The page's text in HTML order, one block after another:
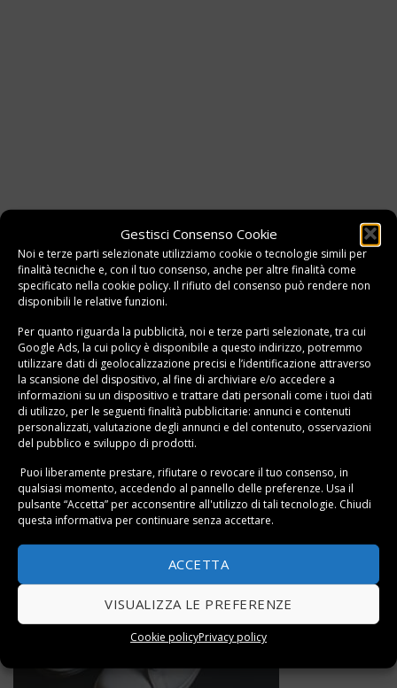
Gestisci Consenso Cookie
Noi e terze parti selezionate utilizziamo cookie o tecnologie simili per
finalità tecniche e, con il tuo consenso, anche per altre finalità come
specificato nella cookie policy. Il rifiuto del consenso può rendere non
disponibili le relative funzioni.
Per quanto riguarda la pubblicità, noi e terze parti selezionate, tra cui
Google Ads, la cui policy è disponibile a questo indirizzo, potremmo
utilizzare dati di geolocalizzazione precisi e l’identificazione attraverso
la scansione del dispositivo, al fine di archiviare e/o accedere a
informazioni su un dispositivo e trattare dati personali come i tuoi dati
di utilizzo, per le seguenti finalità pubblicitarie: annunci e contenuti
personalizzati, valutazione degli annunci e del contenuto, osservazioni
del pubblico e sviluppo di prodotti.
Puoi liberamente prestare, rifiutare o revocare il tuo consenso, in
qualsiasi momento, accedendo al pannello delle preferenze. Usa il
pulsante “Accetta” per acconsentire all'utilizzo di tali tecnologie. Chiudi
questa informativa per continuare senza accettare.
ACCETTA
VISUALIZZA LE PREFERENZE
Cookie policyPrivacy policy
ARTICOLI CORRELATI